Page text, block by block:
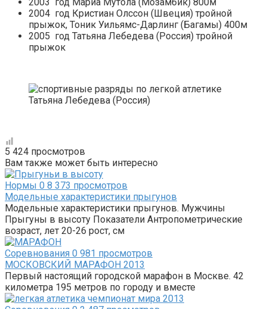
2004 год Кристиан Олссон (Швеция) тройной
прыжок, Тоник Уильямс-Дарлинг (Багамы) 400м
2005 год Татьяна Лебедева (Россия) тройной
прыжок
Татьяна Лебедева (Россия)
5 424 просмотров
Вам также может быть интересно
Нормы 0 8 373 просмотров
Модельные характеристики прыгунов
Модельные характеристики прыгунов. Мужчины
Прыгуны в высоту Показатели Антропометрические
возраст, лет 20-26 рост, см
Соревнования 0 981 просмотров
МОСКОВСКИЙ МАРАФОН 2013
Первый настоящий городской марафон в Москве. 42
километра 195 метров по городу и вместе